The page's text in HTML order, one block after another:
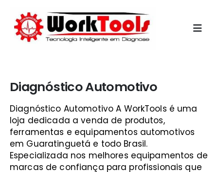
Diagnóstico Automotivo
Diagnóstico Automotivo A WorkTools é uma
loja dedicada a venda de produtos,
ferramentas e equipamentos automotivos
em Guaratinguetá e todo Brasil.
Especializada nos melhores equipamentos de
marcas de confiança para profissionais que